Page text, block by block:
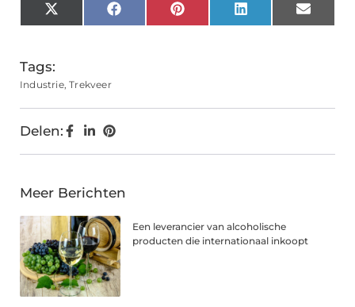
X
(Twitter)
FacebookPinterestLinkedInEmail
Tags:
Industrie,Trekveer
Delen:
Meer Berichten
Een leverancier van alcoholische
producten die internationaal inkoopt